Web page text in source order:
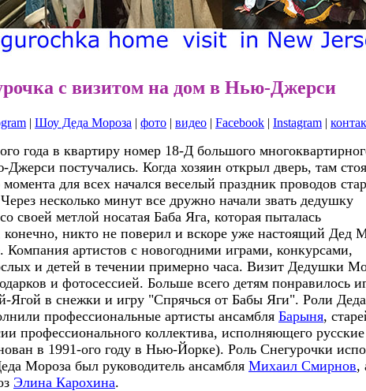
с визитом на дом в Нью-Джерси
| Шоу Деда Мороза | фото | видео | Facebook | Instagram |
года в квартиру номер 18-Д большого
постучались. Когда хозяин открыл дверь, там
для всех начался веселый праздник проводов
несколько минут все дружно начали звать дедушку
своей метлой носатая Баба Яга, которая пыталась
никто не поверил и вскоре уже настоящий Дед
артистов с новогодними играми, конкурсами,
и детей в течении примерно часа. Визит Дедушки
и фотосессией. Больше всего детям понравилось
Ягой в снежки и игру "Спрячься от Бабы Яги". Роли Деда
профессиональные артисты ансамбля Барыня,
профессионального коллектива, исполняющего русские
в 1991-ого году в Нью-Йорке). Роль Снегурочки
Мороза был руководитель ансамбля Михаил Смирнов,
Элина Карохина.